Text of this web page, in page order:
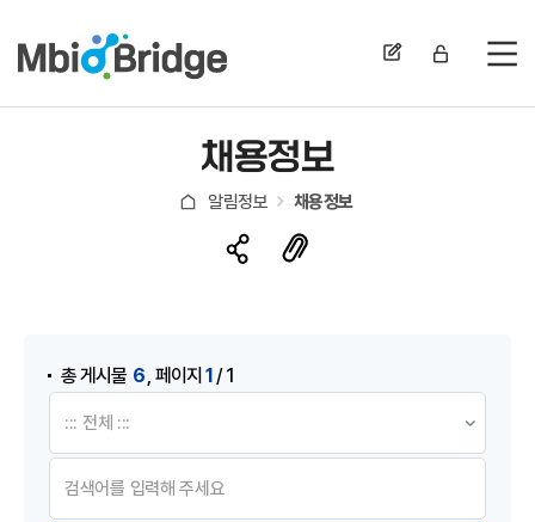
전
채용정보
알림정보 채용정보
총 게시물 6 ,페이지1/ 1